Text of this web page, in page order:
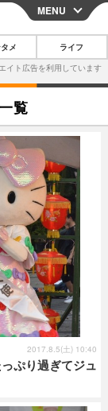
CLOSE
ートフォン
ット・ツール
その他
画・ドラマ
国・芸能
ポーツ
ブログ
その他
グルメ
ッピング
MENU
メ ライフ
覧
ぷり過ぎてジュ
2017.8.5(土) 10:40